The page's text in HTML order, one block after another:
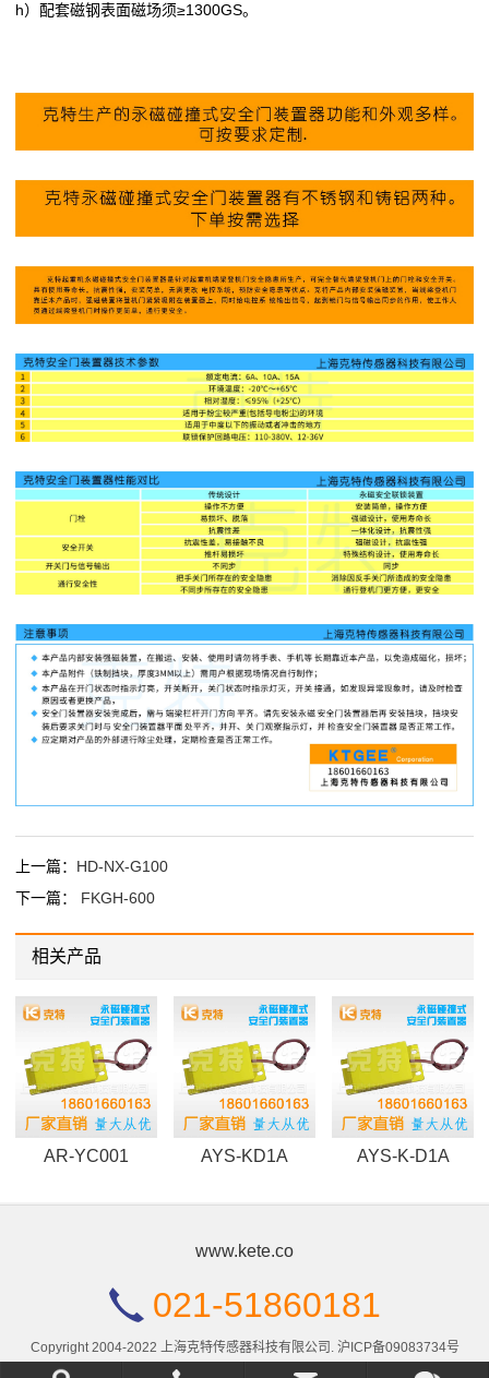
h）配套磁钢表面磁场须≥1300GS。
上一篇： HD-NX-G100
下一篇： FKGH-600
相关产品
AR-YC001 AYS-KD1A AYS-K-D1A
www.kete.co
021-51860181
Copyright 2004-2022 上海克特传感器科技有限公司. 沪ICP备09083734号